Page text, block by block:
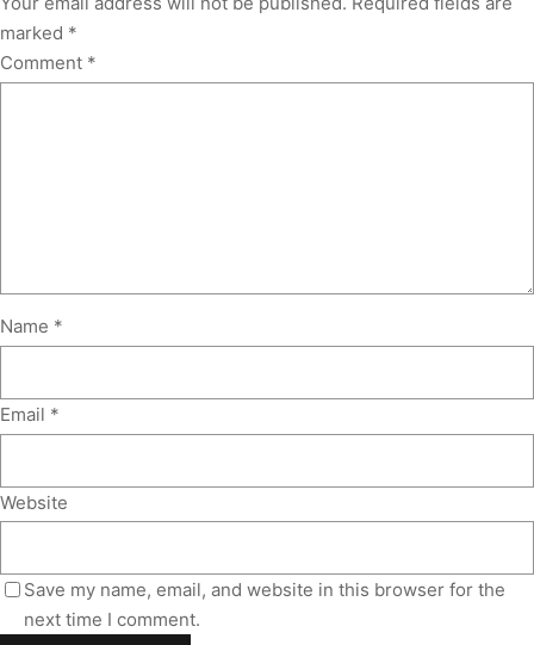
marked *
Comment *
Name *
Email *
Website
Save my name, email, and website in this browser for the
next time I comment.